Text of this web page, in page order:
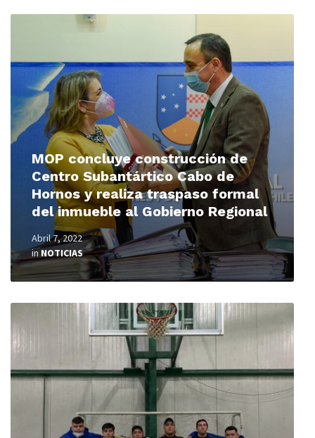
MOP concluye construcción de
Centro Subantártico Cabo de
Hornos y realiza traspaso formal
del inmueble al Gobierno Regional
Abril 7, 2022
in NOTICIAS
Read
Read
More